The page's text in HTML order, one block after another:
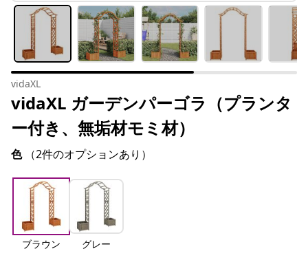
vidaXL
vidaXL ガーデンパーゴラ（プランタ
ー付き、無垢材モミ材）
色 （2件のオプションあり）
ブラウン グレー